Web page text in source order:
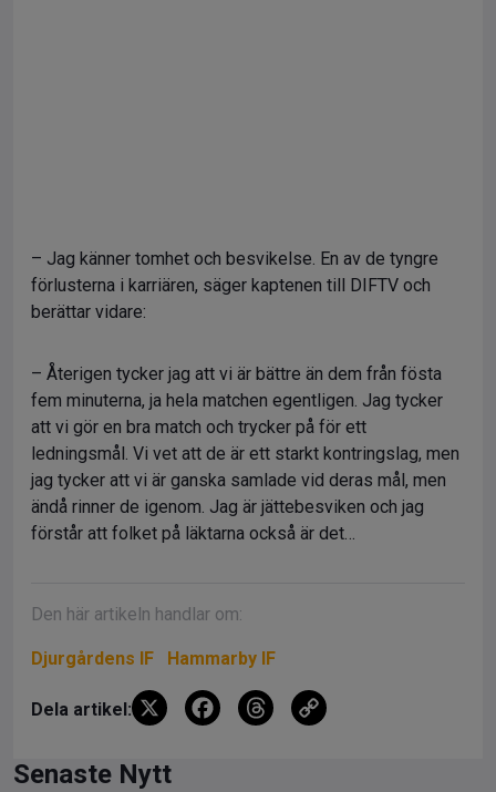
– Jag känner tomhet och besvikelse. En av de tyngre
förlusterna i karriären, säger kaptenen till DIFTV och
berättar vidare:
– Återigen tycker jag att vi är bättre än dem från fösta
fem minuterna, ja hela matchen egentligen. Jag tycker
att vi gör en bra match och trycker på för ett
ledningsmål. Vi vet att de är ett starkt kontringslag, men
jag tycker att vi är ganska samlade vid deras mål, men
ändå rinner de igenom. Jag är jättebesviken och jag
förstår att folket på läktarna också är det…
Den här artikeln handlar om:
Djurgårdens IF Hammarby IF
Dela artikel: X
F
T
Senaste Nytt